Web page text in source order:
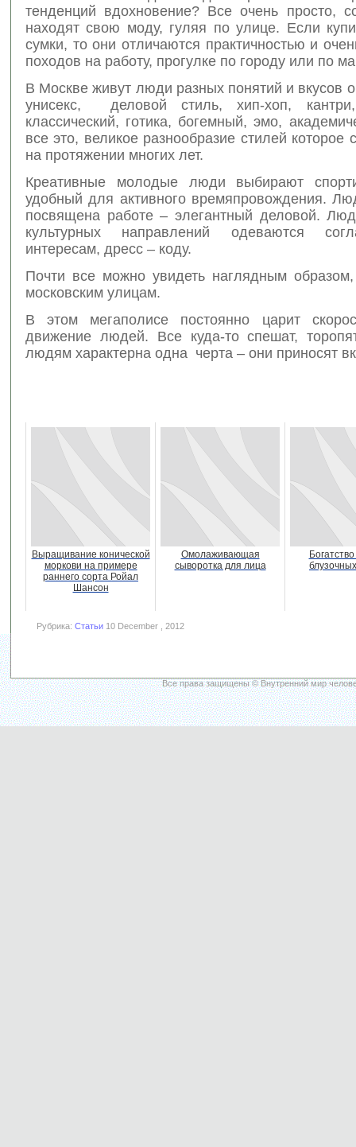
тенденций вдохновение? Все очень просто,
находят свою моду, гуляя по улице. Если
сумки, то они отличаются практичностью и
походов на работу, прогулке по городу или по
В Москве живут люди разных понятий и вкусов
унисекс, деловой стиль, хип-хоп,
классический, готика, богемный, эмо,
все это, великое разнообразие стилей
на протяжении многих лет.
Креативные молодые люди выбирают
удобный для активного времяпровождения.
посвящена работе – элегантный деловой.
культурных направлений одеваются
интересам, дресс – коду.
Почти все можно увидеть наглядным
московским улицам.
В этом мегаполисе постоянно царит
движение людей. Все куда-то спешат,
людям характерна одна черта – они приносят
Выращивание конической
моркови на примере
раннего сорта Ройал
Шансон
Омолаживающая
сыворотка для лица
Рубрика: Статьи 10 December , 2012
Все права защищены © Внутренний мир